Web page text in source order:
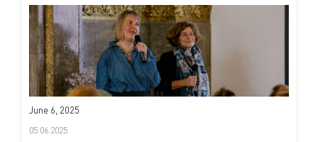
June 6, 2025
05.06.2025